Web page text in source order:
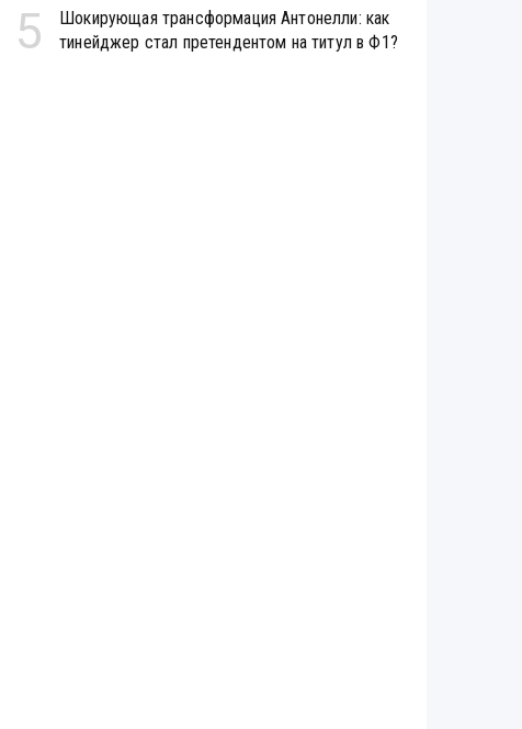
5
Шокирующая трансформация Антонелли: как
тинейджер стал претендентом на титул в Ф1?